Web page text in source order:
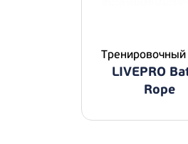
Тренировочный
LIVEPRO
Rope